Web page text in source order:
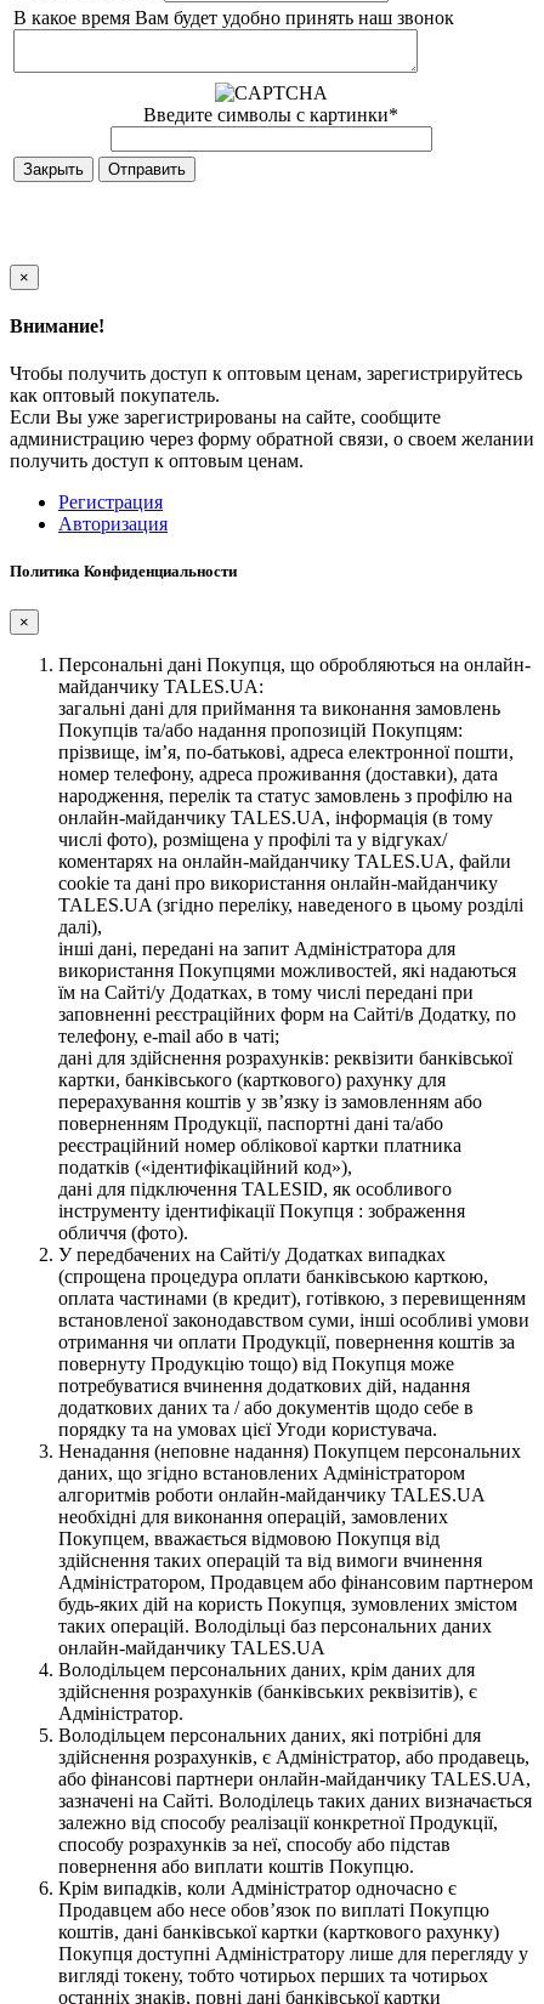
В какое время Вам будет удобно принять наш звонок
Введите символы с картинки*
Закрыть
×
Внимание!
Чтобы получить доступ к оптовым ценам, зарегистрируйтесь
как оптовый покупатель.
Если Вы уже зарегистрированы на сайте, сообщите
администрацию через форму обратной связи, о своем желании
получить доступ к оптовым ценам.
Регистрация
Авторизация
Политика Конфиденциальности
×
Персональні дані Покупця, що обробляються на онлайн-
майданчику TALES.UA:
загальні дані для приймання та виконання замовлень
Покупців та/або надання пропозицій Покупцям:
прізвище, ім’я, по-батькові, адреса електронної пошти,
номер телефону, адреса проживання (доставки), дата
народження, перелік та статус замовлень з профілю на
онлайн-майданчику TALES.UA, інформація (в тому
числі фото), розміщена у профілі та у відгуках/
коментарях на онлайн-майданчику TALES.UA, файли
cookie та дані про використання онлайн-майданчику
TALES.UA (згідно переліку, наведеного в цьому розділі
далі),
інші дані, передані на запит Адміністратора для
використання Покупцями можливостей, які надаються
їм на Сайті/у Додатках, в тому числі передані при
заповненні реєстраційних форм на Сайті/в Додатку, по
телефону, e-mail або в чаті;
дані для здійснення розрахунків: реквізити банківської
картки, банківського (карткового) рахунку для
перерахування коштів у зв’язку із замовленням або
поверненням Продукції, паспортні дані та/або
реєстраційний номер облікової картки платника
податків («ідентифікаційний код»),
дані для підключення TALESID, як особливого
інструменту ідентифікації Покупця : зображення
обличчя (фото).
У передбачених на Сайті/у Додатках випадках
(спрощена процедура оплати банківською карткою,
оплата частинами (в кредит), готівкою, з перевищенням
встановленої законодавством суми, інші особливі умови
отримання чи оплати Продукції, повернення коштів за
повернуту Продукцію тощо) від Покупця може
потребуватися вчинення додаткових дій, надання
додаткових даних та / або документів щодо себе в
порядку та на умовах цієї Угоди користувача.
Ненадання (неповне надання) Покупцем персональних
даних, що згідно встановлених Адміністратором
алгоритмів роботи онлайн-майданчику TALES.UA
необхідні для виконання операцій, замовлених
Покупцем, вважається відмовою Покупця від
здійснення таких операцій та від вимоги вчинення
Адміністратором, Продавцем або фінансовим партнером
будь-яких дій на користь Покупця, зумовлених змістом
таких операцій. Володільці баз персональних даних
онлайн-майданчику TALES.UA
Володільцем персональних даних, крім даних для
здійснення розрахунків (банківських реквізитів), є
Адміністратор.
Володільцем персональних даних, які потрібні для
здійснення розрахунків, є Адміністратор, або продавець,
або фінансові партнери онлайн-майданчику TALES.UA,
зазначені на Сайті. Володілець таких даних визначається
залежно від способу реалізації конкретної Продукції,
способу розрахунків за неї, способу або підстав
повернення або виплати коштів Покупцю.
Крім випадків, коли Адміністратор одночасно є
Продавцем або несе обов’язок по виплаті Покупцю
коштів, дані банківської картки (карткового рахунку)
Покупця доступні Адміністратору лише для перегляду у
вигляді токену, тобто чотирьох перших та чотирьох
останніх знаків, повні дані банківської картки